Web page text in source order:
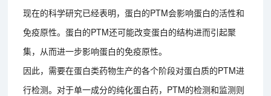
现在的科学研究已经表明，蛋白的PTM会影响蛋白的活性和
免疫原性。蛋白的PTM还可能改变蛋白的结构进而引起聚
集，从而进一步影响蛋白的免疫原性。
因此，需要在蛋白类药物生产的各个阶段对蛋白质的PTM进
行检测。对于单一成分的纯化蛋白药，PTM的检测和监测则